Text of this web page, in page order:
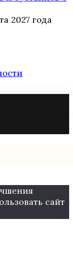
2027 года
сайт